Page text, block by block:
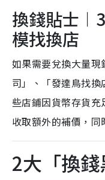
換錢貼士
模找換店
如果需要兌換大量
司」、「發達鳥找
些店鋪因貨幣存貨
收取額外的補價，同
2大「換